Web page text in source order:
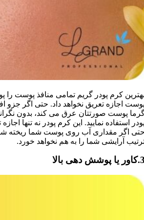
کرم پودر گریم تمامی منافذ پوست
اجازه تعریق نخواهد داد. حتی اگر جزو
پوست صورتتان عرق می کند، بدون
استفاده نمایید. این کرم پودر نه تنها
اگر مقداری آب روی پوست شما ریخته
آرایشی شما را به هم نخواهد خورد.
دهی بالا